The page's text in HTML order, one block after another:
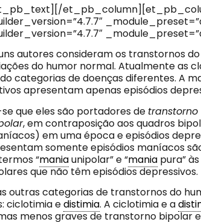
autores consideram os transtornos
do humor normal. Atualmente as
categorias de doenças diferentes. A
apresentam apenas episódios
que eles são portadores de
, em contraposição aos quadros
em uma época e episódios
somente episódios maníacos
“maniaunipolar” e “maniapura”
que não têm episódios depressivos.
outras categorias de transtornos do
ciclotimia edistimia. A ciclotimia e a
menos graves de transtorno bipolar